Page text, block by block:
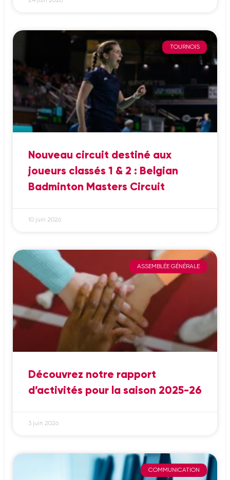
TOURNOIS
Nouveau circuit destiné aux
joueurs classés 1 & 2 : Belgian
Badminton Masters Circuit
10 juin 2026
ASSEMBLÉE GÉNÉRALE
Découvrez notre rapport
d’activités pour la saison 2025-26
3 juin 2026
COMMUNICATION